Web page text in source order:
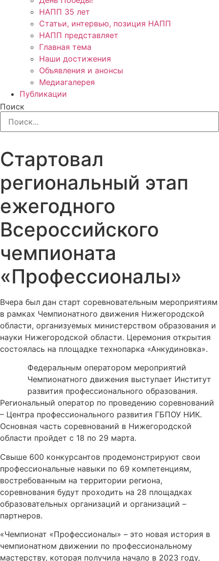
НАПП 35 лет
Статьи, интервью, позиция НАПП
НАПП представляет
Главная тема
Наши достижения
Объявления и анонсы
Медиагалерея
Публикации
Поиск
Стартовал
региональный этап
ежегодного
Всероссийского
чемпионата
«Профессионалы»
Вчера был дан старт соревновательным мероприятиям
в рамках Чемпионатного движения Нижегородской
области, организуемых министерством образования и
науки Нижегородской области. Церемония открытия
состоялась на площадке технопарка «Анкудиновка».
Федеральным оператором мероприятий
Чемпионатного движения выступает Институт
развития профессионального образования.
Региональный оператор по проведению соревнований
– Центра профессионального развития ГБПОУ НИК.
Основная часть соревнований в Нижегородской
области пройдет с 18 по 29 марта.
Свыше 600 конкурсантов продемонстрируют свои
профессиональные навыки по 69 компетенциям,
востребованным на территории региона,
соревнования будут проходить на 28 площадках
образовательных организаций и организаций –
партнеров.
«Чемпионат «Профессионалы» – это новая история в
чемпионатном движении по профессиональному
мастерству, которая получила начало в 2023 году,